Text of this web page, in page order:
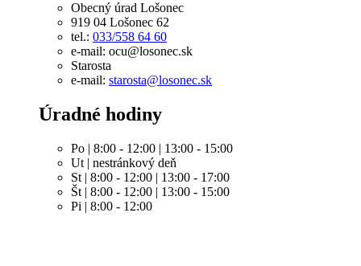
Obecný úrad Lošonec
919 04 Lošonec 62
tel.: 033/558 64 60
e-mail: ocu@losonec.sk
Starosta
e-mail: starosta@losonec.sk
Úradné hodiny
Po | 8:00 - 12:00 | 13:00 - 15:00
Ut | nestránkový deň
St | 8:00 - 12:00 | 13:00 - 17:00
Št | 8:00 - 12:00 | 13:00 - 15:00
Pi | 8:00 - 12:00